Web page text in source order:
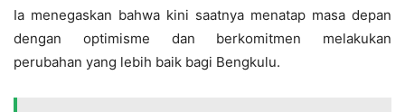
Ia menegaskan bahwa kini saatnya menatap masa depan
dengan optimisme dan berkomitmen melakukan
perubahan yang lebih baik bagi Bengkulu.